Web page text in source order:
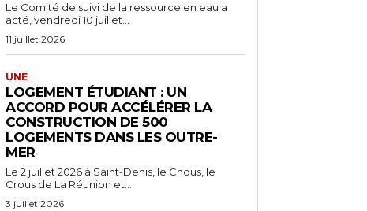
Le Comité de suivi de la ressource en eau a
acté, vendredi 10 juillet...
11 juillet 2026
UNE
LOGEMENT ÉTUDIANT : UN
ACCORD POUR ACCÉLÉRER LA
CONSTRUCTION DE 500
LOGEMENTS DANS LES OUTRE-
MER
Le 2 juillet 2026 à Saint-Denis, le Cnous, le
Crous de La Réunion et...
3 juillet 2026